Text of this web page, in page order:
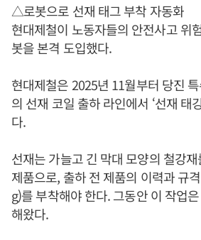
△로봇으로 선재 태그 부착 자동화
현대제철이 노동자들의 안전사고 위
봇을 본격 도입했다.
현대제철은 2025년 11월부터 당진
의 선재 코일 출하 라인에서 ‘선재 태
다.
선재는 가늘고 긴 막대 모양의 철강
제품으로, 출하 전 제품의 이력과 규
g)를 부착해야 한다. 그동안 이 작업
해왔다.